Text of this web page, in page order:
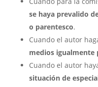
se haya prevalido
o parentesco.
Cuando el autor
medios igualmente
Cuando el autor
situación de